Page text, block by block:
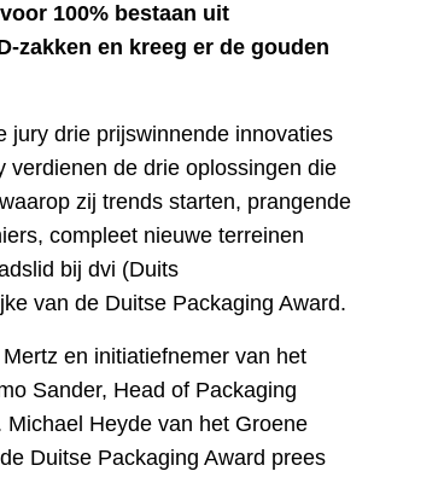
100% bestaan uit
zakken en kreeg er de gouden
jury drie prijswinnende innovaties
verdienen de drie oplossingen die
zij trends starten, prangende
compleet nieuwe terreinen
bij dvi (Duits
van de Duitse Packaging Award.
en initiatiefnemer van het
Sander, Head of Packaging
Heyde van het Groene
Duitse Packaging Award prees